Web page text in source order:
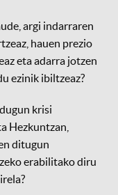
argi indarraren
hauen prezio
eta adarra jotzen
ezinik ibiltzeaz?
krisi
Hezkuntzan,
ditugun
erabilitako diru